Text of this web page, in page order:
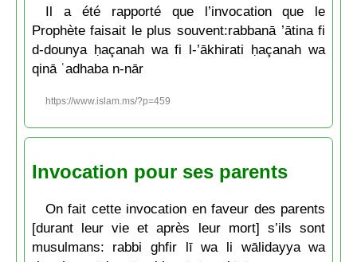
Il a été rapporté que l’invocation que le
Prophète faisait le plus souvent:rabbanā ’ātina fi
d-dounya ḥaçanah wa fi l-’ākhirati ḥaçanah wa
qinā ʿadhaba n-nār
https://www.islam.ms/?p=459
Invocation pour ses parents
On fait cette invocation en faveur des parents
[durant leur vie et après leur mort] s’ils sont
musulmans: rabbi ghfir lī wa li wālidayya wa